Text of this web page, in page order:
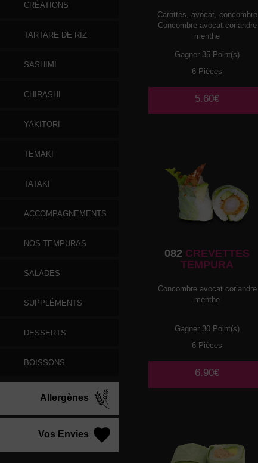
CRÉATIONS
TARTARE DE RIZ
SASHIMI
CHIRASHI
YAKITORI
TEMAKI
TATAKI
ACCOMPAGNEMENTS
NOS TEMPURAS
SALADES
SUPPLÉMENTS
DESSERTS
BOISSONS
Allergènes
Vos Envies
Carottes, avocat, concombre
Concombre avocat coriandre
menthe
Gagner 35 Point(s)
6 Pièces
5.60€
082 CREVETTES
TEMPURA
Concombre avocat coriandre
menthe
Gagner 30 Point(s)
6 Pièces
6.90€